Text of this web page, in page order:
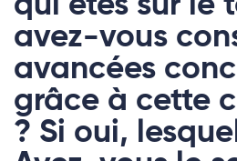
avez-vous
avancées
grâce à cette
? Si oui,